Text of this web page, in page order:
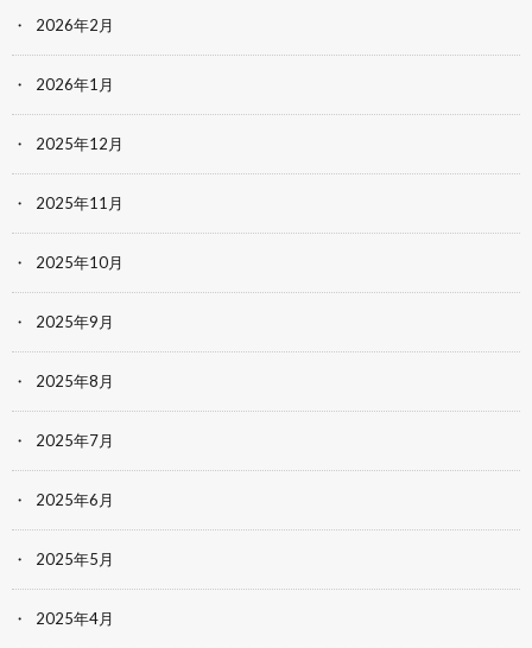
2026年2月
2026年1月
2025年12月
2025年11月
2025年10月
2025年9月
2025年8月
2025年7月
2025年6月
2025年5月
2025年4月